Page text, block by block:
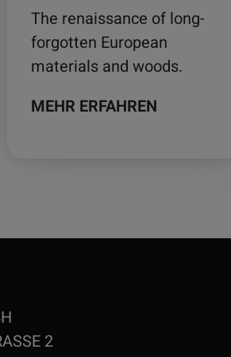
The renaissance of long-
forgotten European
materials and woods.
MEHR ERFAHREN
2